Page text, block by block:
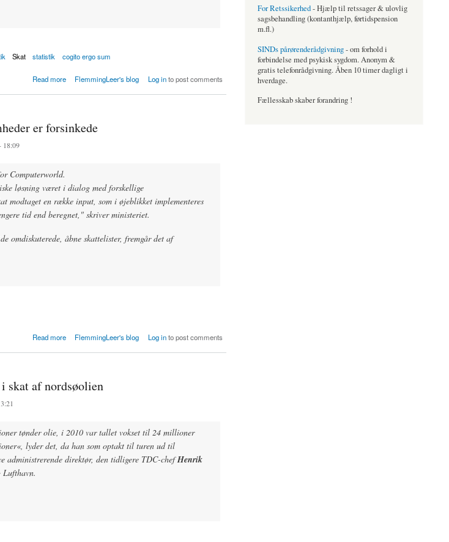
Skat statistik cogito ergo sum
Read more
afgift på Kr. 45 Mia. i 2012FlemmingLeer's blog Log into post comments
er forsinkede
18:09
Computerworld.
løsning været i dialog med forskellige
modtaget en række input, som i øjeblikket implementeres
tid end beregnet," skriver ministeriet.
omdiskuterede, åbne skattelister, fremgår det af
Read more FlemmingLeer's blog Log into post comments
skat af nordsøolien
tønder olie, i 2010 var tallet vokset til 24 millioner
lyder det, da han som optakt til turen ud til
administrerende direktør, den tidligere TDC-chefHenrik
Lufthavn.
For Retssikerhed- Hjælp til retssager & ulovlig
sagsbehandling (kontanthjælp, førtidspension
m.fl.)
SINDs pårørenderådgivning- om forhold i
forbindelse med psykisk sygdom. Anonym &
gratis telefonrådgivning. Åben 10 timer dagligt i
hverdage.
Fællesskab skaber forandring !